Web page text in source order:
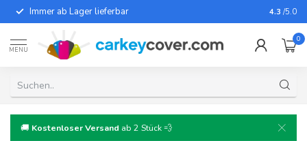
Immer ab Lager lieferbar Für fast
4.3 /5.0
MENU
0
🚚 Kostenloser Versand ab 2 Stück 💨